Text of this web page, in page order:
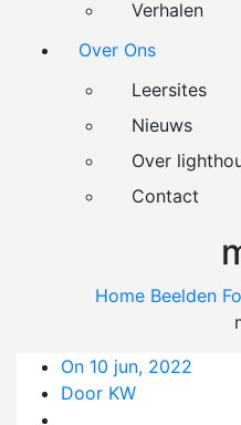
Verhalen
Over Ons
Leersites
Nieuws
Over
Contact
Home Beelden
On 10 jun, 2022
Door KW